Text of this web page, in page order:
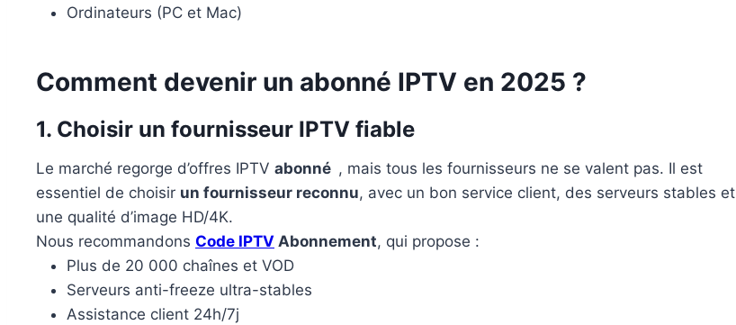
Ordinateurs (PC et Mac)
Comment devenir un abonné IPTV en 2025 ?
1. Choisir un fournisseur IPTV fiable
Le marché regorge d’offres IPTV abonné , mais tous les fournisseurs ne se valent pas. Il est
essentiel de choisir un fournisseur reconnu, avec un bon service client, des serveurs stables et
une qualité d’image HD/4K.
Nous recommandons Code IPTV Abonnement, qui propose :
Plus de 20 000 chaînes et VOD
Serveurs anti-freeze ultra-stables
Assistance client 24h/7j